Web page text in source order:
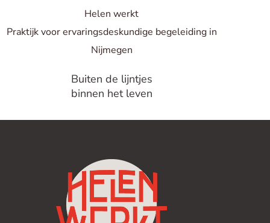
Helen werkt
Praktijk voorervarings­deskundige begeleiding in
Nijmegen
Buiten de lijntjes
binnen het leven